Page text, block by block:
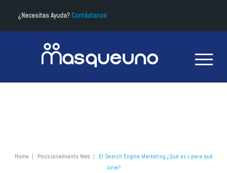
¿Necesitas Ayuda? Contáctanos
Home Posicionamiento Web
El Search Engine Marketing ¿Qué es y para qué
sirve?